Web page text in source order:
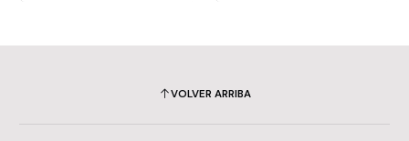
VOLVER ARRIBA